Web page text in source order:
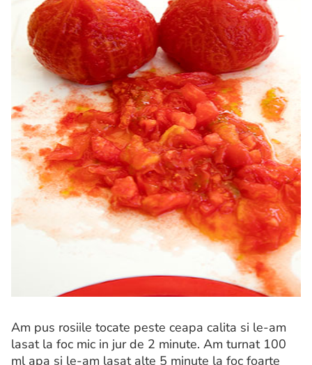
Am pus rosiile tocate peste ceapa calita si le-am
lasat la foc mic in jur de 2 minute. Am turnat 100
ml apa si le-am lasat alte 5 minute la foc foarte